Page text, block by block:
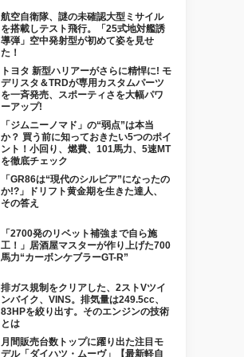
航空自衛隊、謎の未確認大型ミサイル
を搭載しテスト飛行。「25式地対艦誘
導弾」空中発射型が初めて姿を見せ
た！
トヨタ 新型ハリアーがさらに精悍に! モ
デリスタ＆TRDが専用カスタムパーツ
を一斉発売、スポーティさを大幅パワ
ーアップ!
「ジムニーノマド」の“弱点”は本当
か？ 買う前に知っておきたい5つのポイ
ント！小回り、燃費、101馬力、5速MT
を徹底チェック
「GR86は“現代のシルビア”になったの
か!?」ドリフト黄金期を生きた達人、
その答え
「2700発のリベット補強まで自ら施
工！」居酒屋マスターが作り上げた700
馬力“カーボンケブラーGT-R”
排ガス規制をクリアした、2ストVツイ
ンバイク、VINS。排気量は249.5cc、
83HPを絞り出す。そのエンジンの技術
とは
月間販売台数トップに躍り出た注目モ
デル「ダイハツ・ムーヴ」【最新軽自